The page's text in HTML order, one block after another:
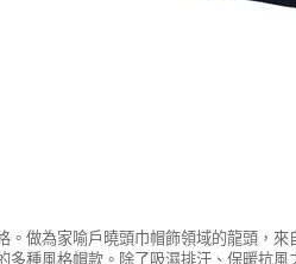
做為家喻戶曉頭巾帽飾領域的龍頭，
種風格帽款。除了吸濕排汗、保暖抗